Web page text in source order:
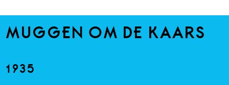
MUGGEN OM DE KAARS
1935